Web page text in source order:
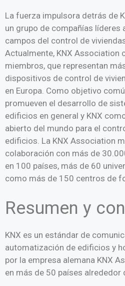
La fuerza impulsora detrás de
un grupo de compañías líderes
campos del control de
Actualmente, KNX Association
miembros, que representan
dispositivos de control de
en Europa. Como objetivo
promueven el desarrollo de
edificios en general y KNX
abierto del mundo para el
edificios. La KNX Association
colaboración con más de
en 100 países, más de 60
como más de 150 centros de
Resumen y
KNX es un estándar de
automatización de edificios y
por la empresa alemana KNX
en más de 50 países alrededor